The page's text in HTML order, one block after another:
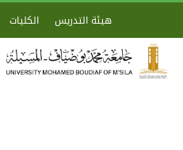
هيئة التدريس الكليات